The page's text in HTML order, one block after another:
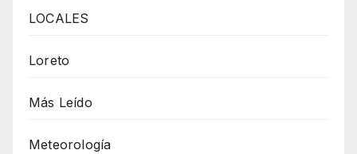
LOCALES
Loreto
Más Leído
Meteorología